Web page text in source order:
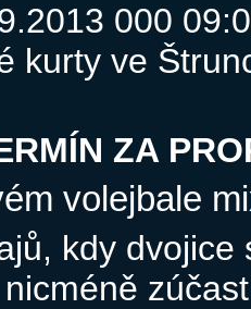
000
kurty ve
ZA
volejbale
kdy